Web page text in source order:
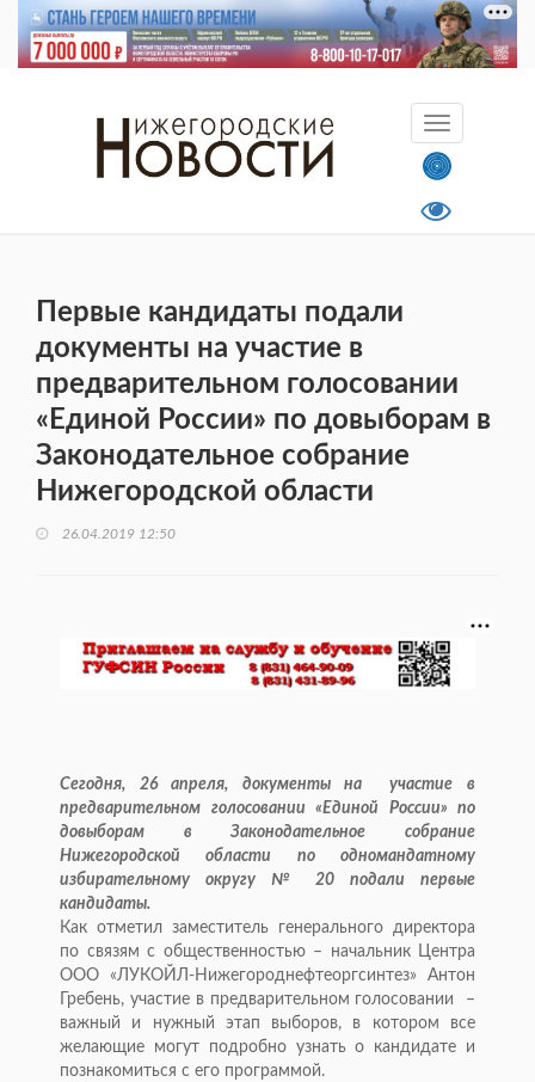
Первые кандидаты подали
документы на участие в
предварительном голосовании
«Единой России» по довыборам в
Законодательное собрание
Нижегородской области
26.04.2019 12:50
Сегодня, 26 апреля, документы на участие в
предварительном голосовании «Единой России» по
довыборам в Законодательное собрание
Нижегородской области по одномандатному
избирательному округу № 20 подали первые
кандидаты.
Как отметил заместитель генерального директора
по связям с общественностью – начальник Центра
ООО «ЛУКОЙЛ-Нижегороднефтеоргсинтез» Антон
Гребень, участие в предварительном голосовании –
важный и нужный этап выборов, в котором все
желающие могут подробно узнать о кандидате и
познакомиться с его программой.